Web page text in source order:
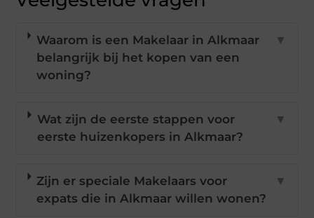
Waarom is een Makelaar in Alkmaar
belangrijk bij het kopen van een
woning?
▼
Wat zijn de eerste stappen voor
eerste huizenkopers in Alkmaar?
▼
Zijn er speciale Makelaars voor
expats die in Alkmaar willen wonen?
▼